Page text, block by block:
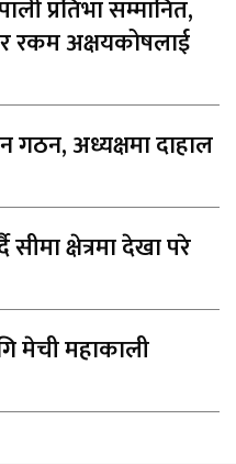
प्रतिभा सम्मानित,
रकम अक्षयकोषलाई
गठन, अध्यक्षमा दाहाल
सीमा क्षेत्रमा देखा परे
मेची महाकाली